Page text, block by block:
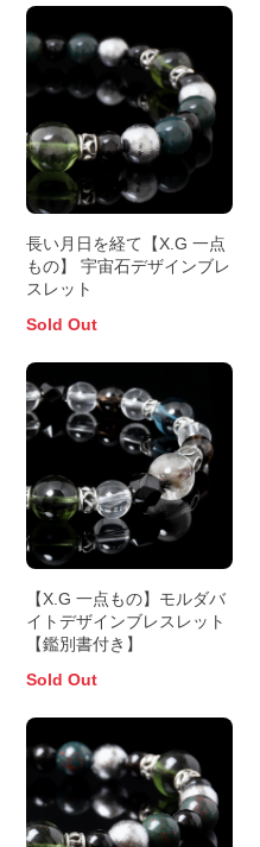
長い月日を経て【X.G 一点
もの】 宇宙石デザインブレ
スレット
Sold Out
【X.G 一点もの】モルダバ
イトデザインブレスレット
【鑑別書付き】
Sold Out